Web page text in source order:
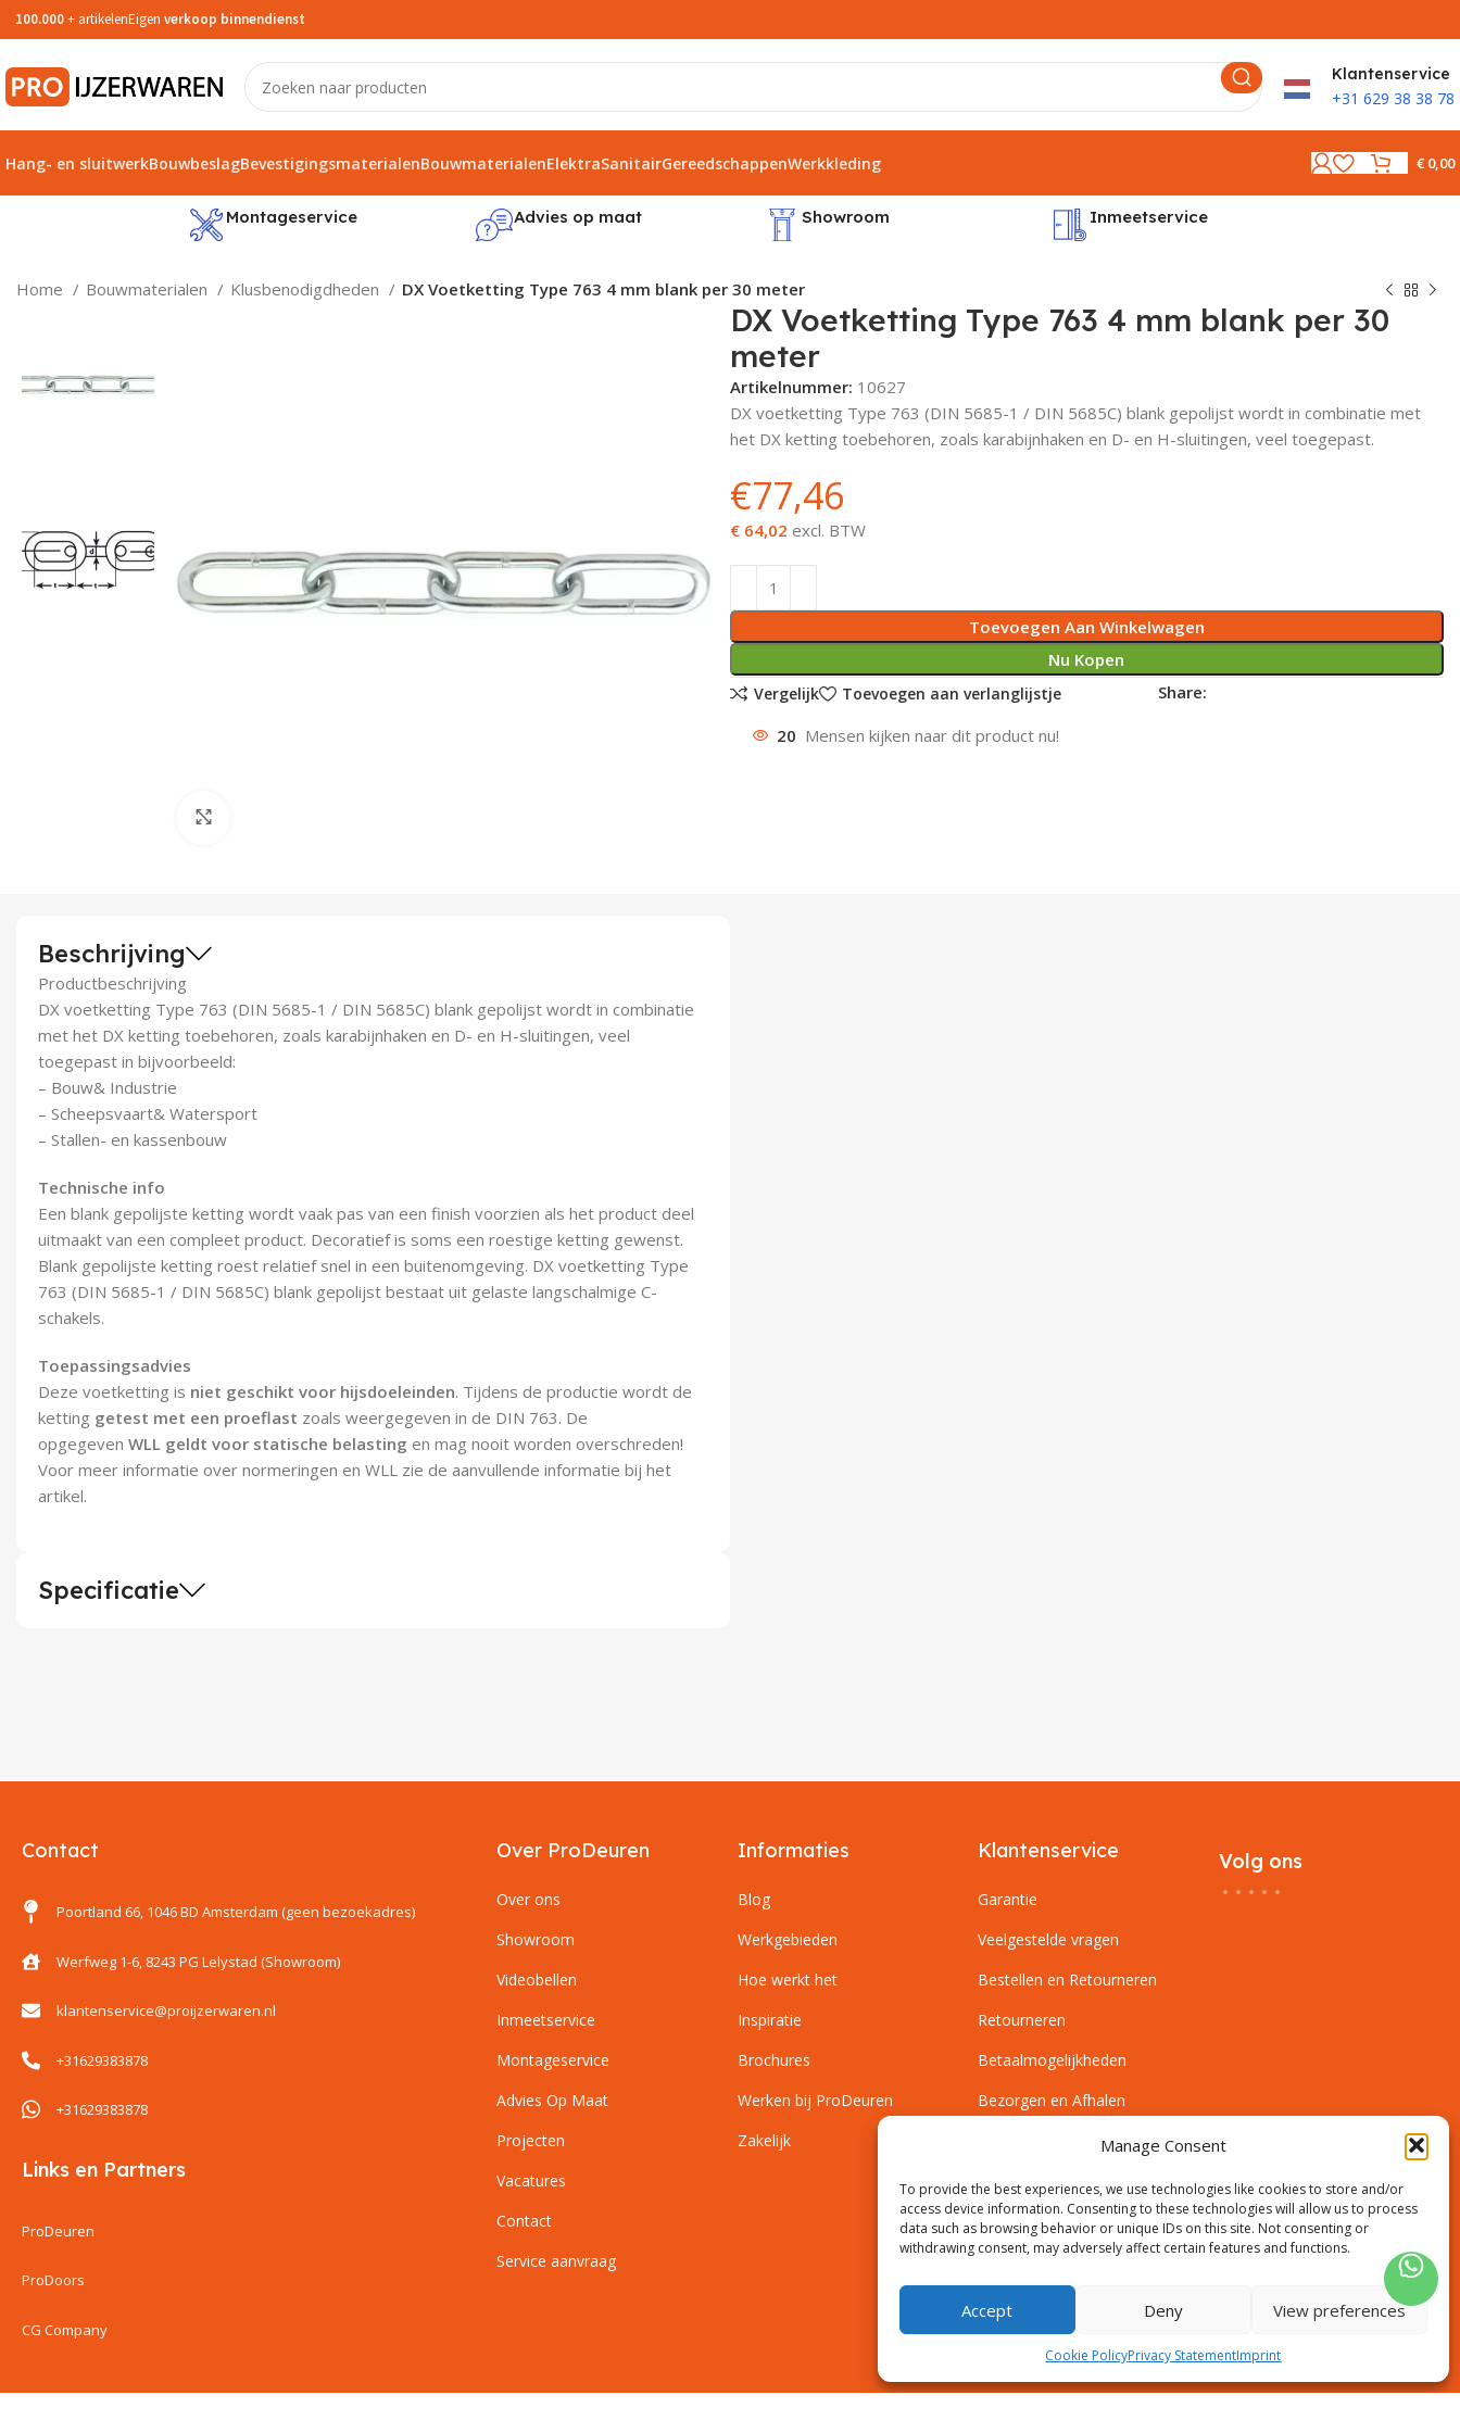
Manage Consent
To provide the best experiences, we use technologies like cookies to store and/or
access device information. Consenting to these technologies will allow us to process
data such as browsing behavior or unique IDs on this site. Not consenting or
withdrawing consent, may adversely affect certain features and functions.
Accept Deny View preferences
Cookie PolicyPrivacy StatementImprint
100.000+ artikelenEigen verkoop binnendienst
Klantenservice
+31 629 38 38 78
Hang- en sluitwerkBouwbeslagBevestigingsmaterialenBouwmaterialenElektraSanitairGereedschappenWerkkleding €0,00
Montageservice Advies op maat Showroom Inmeetservice
Home Bouwmaterialen Klusbenodigdheden DX Voetketting Type 763 4 mm blank per 30 meter
DX Voetketting Type 763 4 mm blank per 30
meter
Artikelnummer: 10627
DX voetketting Type 763 (DIN 5685-1 / DIN 5685C) blank gepolijst wordt in combinatie met
het DX ketting toebehoren, zoals karabijnhaken en D- en H-sluitingen, veel toegepast.
€77,46
€ 64,02 excl. BTW
Toevoegen Aan Winkelwagen
Nu Kopen
Vergelijk Toevoegen aan verlanglijstje Share:
20 Mensen kijken naar dit product nu!
Beschrijving
Productbeschrijving
DX voetketting Type 763 (DIN 5685-1 / DIN 5685C) blank gepolijst wordt in combinatie
met het DX ketting toebehoren, zoals karabijnhaken en D- en H-sluitingen, veel
toegepast in bijvoorbeeld:
– Bouw& Industrie
– Scheepsvaart& Watersport
– Stallen- en kassenbouw
Technische info
Een blank gepolijste ketting wordt vaak pas van een finish voorzien als het product deel
uitmaakt van een compleet product. Decoratief is soms een roestige ketting gewenst.
Blank gepolijste ketting roest relatief snel in een buitenomgeving. DX voetketting Type
763 (DIN 5685-1 / DIN 5685C) blank gepolijst bestaat uit gelaste langschalmige C-
schakels.
Toepassingsadvies
Deze voetketting is niet geschikt voor hijsdoeleinden. Tijdens de productie wordt de
ketting getest met een proeflast zoals weergegeven in de DIN 763. De
opgegeven WLL geldt voor statische belasting en mag nooit worden overschreden!
Voor meer informatie over normeringen en WLL zie de aanvullende informatie bij het
artikel.
Specificatie
Contact
Poortland 66, 1046 BD Amsterdam (geen bezoekadres)
Werfweg 1-6, 8243 PG Lelystad (Showroom)
klantenservice@proijzerwaren.nl
+31629383878
+31629383878
Links en Partners
ProDeuren
ProDoors
CG Company
Over ProDeuren
Over ons
Showroom
Videobellen
Inmeetservice
Montageservice
Advies Op Maat
Projecten
Vacatures
Contact
Service aanvraag
Informaties
Blog
Werkgebieden
Hoe werkt het
Inspiratie
Brochures
Werken bij ProDeuren
Zakelijk
Klantenservice
Garantie
Veelgestelde vragen
Bestellen en Retourneren
Retourneren
Betaalmogelijkheden
Bezorgen en Afhalen
Leveringsvoorwaarden
Montagevoorwaarden
Inmeetservice Voorwaarden
Volg ons